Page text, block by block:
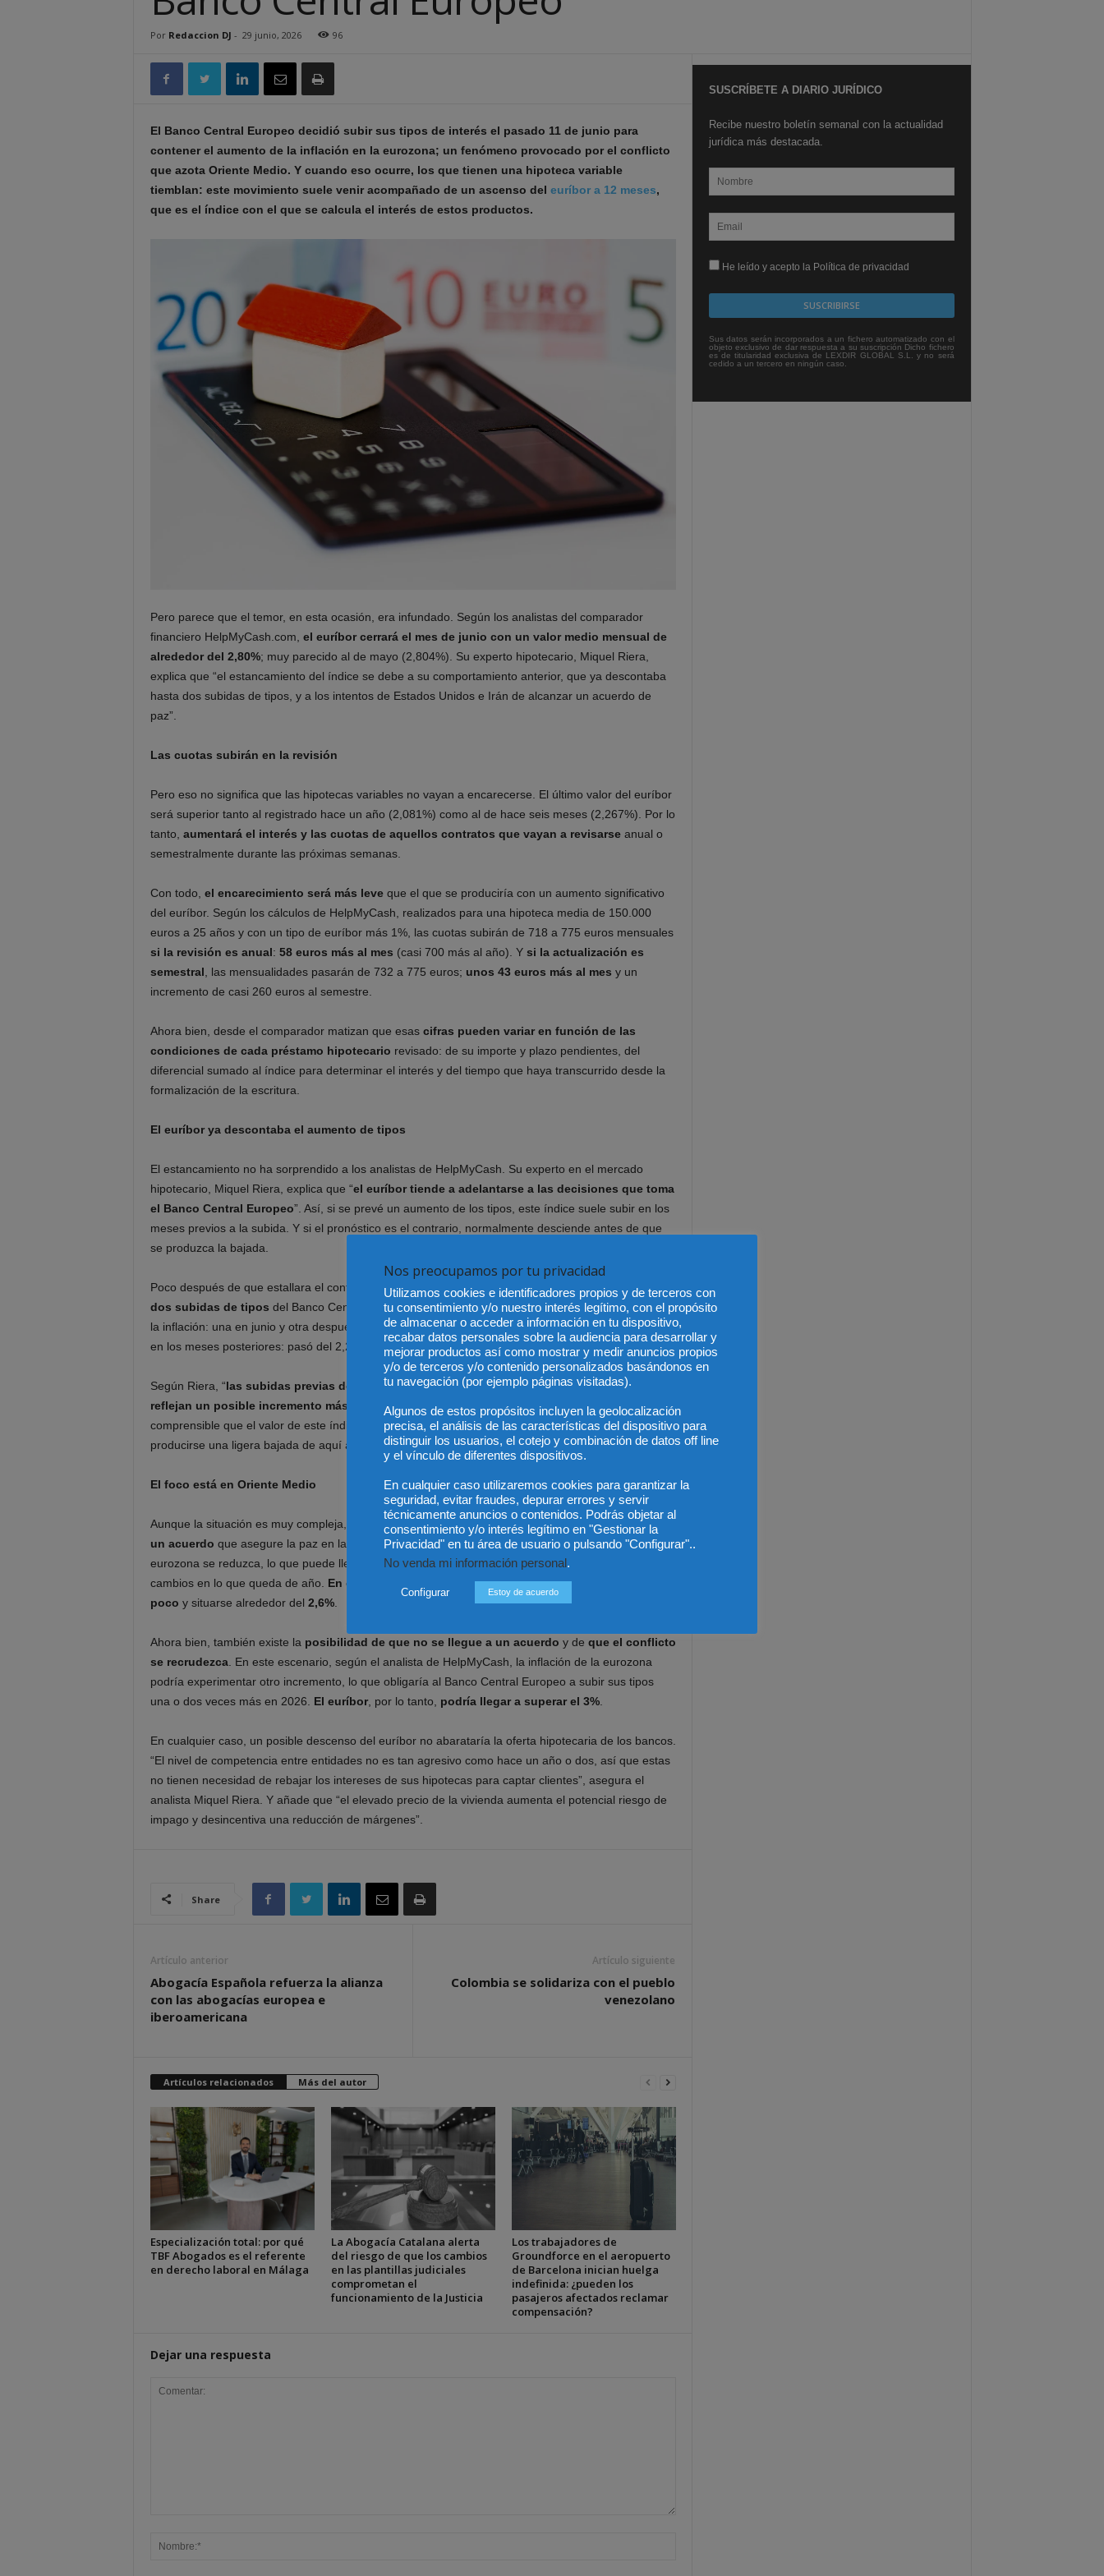
Por Redaccion DJ - 29 junio, 2026 96
El Banco Central Europeo decidió subir sus tipos de interés el pasado 11 de junio para
contener el aumento de la inflación en la eurozona; un fenómeno provocado por el conflicto
que azota Oriente Medio. Y cuando eso ocurre, los que tienen una hipoteca variable
tiemblan: este movimiento suele venir acompañado de un ascenso del euríbor a 12 meses,
que es el índice con el que se calcula el interés de estos productos.
Pero parece que el temor, en esta ocasión, era infundado. Según los analistas del comparador
financiero HelpMyCash.com, el euríbor cerrará el mes de junio con un valor medio mensual de
alrededor del 2,80%; muy parecido al de mayo (2,804%). Su experto hipotecario, Miquel Riera,
explica que “el estancamiento del índice se debe a su comportamiento anterior, que ya descontaba
hasta dos subidas de tipos, y a los intentos de Estados Unidos e Irán de alcanzar un acuerdo de
paz”.
Las cuotas subirán en la revisión
Pero eso no significa que las hipotecas variables no vayan a encarecerse. El último valor del euríbor
será superior tanto al registrado hace un año (2,081%) como al de hace seis meses (2,267%). Por lo
tanto, aumentará el interés y las cuotas de aquellos contratos que vayan a revisarseanual o
semestralmente durante las próximas semanas.
Con todo, el encarecimiento será más leveque el que se produciría con un aumento significativo
del euríbor. Según los cálculos de HelpMyCash, realizados para una hipoteca media de 150.000
euros a 25 años y con un tipo de euríbor más 1%, las cuotas subirán de 718 a 775 euros mensuales
si la revisión es anual: 58 euros más al mes (casi 700 más al año). Y si la actualización es
semestral , las mensualidades pasarán de 732 a 775 euros; unos 43 euros más al mes y un
incremento de casi 260 euros al semestre.
Ahora bien, desde el comparador matizan que esas cifras pueden variar en función de las
condiciones de cada préstamo hipotecario revisado: de su importe y plazo pendientes, del
diferencial sumado al índice para determinar el interés y del tiempo que haya transcurrido desde la
formalización de la escritura.
El euríbor ya descontaba el aumento de tipos
El estancamiento no ha sorprendido a los analistas de HelpMyCash. Su experto en el mercado
hipotecario, Miquel Riera, explica que “el euríbor tiende a adelantarse a las decisiones que toma
el Banco Central Europeo”. Así, si se prevé un aumento de los tipos, este índice suele subir en los
meses previos a la subida. Y si el pronóstico es el contrario, normalmente desciende antes de que
se produzca la bajada.
Poco después de que estallara el conflicto en Oriente Medio, los mercados pronosticaron hasta
dos subidas de tipos del Banco Central Europeo para contener el más que probable aumento de
la inflación: una en junio y otra después del verano. Y el euríbor, como era de esperar, tendió al alza
en los meses posteriores: pasó del 2,221% en febrero al 2,804% en mayo.
Según Riera, “las subidas previas del euríbor ya descontaban el aumento de tipos de junio y
reflejan un posible incremento más ”. Por ello, el analista del comparador cree que “es
comprensible que el valor de este índice se haya estancado este mes”. Y no descarta que pueda
producirse una ligera bajada de aquí a finales del año.
El foco está en Oriente Medio
Aunque la situación es muy compleja,
Estados Unidos e Irán parecen estar dispuestos a llegar a
un acuerdo que asegure la paz en la región. Si eso se produce, es probable que la inflación en la
eurozona se reduzca, lo que puede llevar al Banco Central Europeo a mantener sus tipos sin
cambios en lo que queda de año. En ese escenario , explica Riera,el euríbor podría bajar un
poco y situarse alrededor del 2,6%.
Ahora bien, también existe la posibilidad de que no se llegue a un acuerdo y de que el conflicto
se recrudezca. En este escenario, según el analista de HelpMyCash, la inflación de la eurozona
podría experimentar otro incremento, lo que obligaría al Banco Central Europeo a subir sus tipos
una o dos veces más en 2026. El euríbor, por lo tanto, podría llegar a superar el 3%.
En cualquier caso, un posible descenso del euríbor no abarataría la oferta hipotecaria de los bancos.
“El nivel de competencia entre entidades no es tan agresivo como hace un año o dos, así que estas
no tienen necesidad de rebajar los intereses de sus hipotecas para captar clientes”, asegura el
analista Miquel Riera. Y añade que “el elevado precio de la vivienda aumenta el potencial riesgo de
impago y desincentiva una reducción de márgenes”.
Share
Artículo anterior
Abogacía Española refuerza la alianza
con las abogacías europea e
iberoamericana
Artículo siguiente
Colombia se solidariza con el pueblo
venezolano
Artículos relacionados Más del autor
Especialización total: por qué
TBF Abogados es el referente
en derecho laboral en Málaga
La Abogacía Catalana alerta
del riesgo de que los cambios
en las plantillas judiciales
comprometan el
funcionamiento de la Justicia
Los trabajadores de
Groundforce en el aeropuerto
de Barcelona inician huelga
indefinida: ¿pueden los
pasajeros afectados reclamar
compensación?
Dejar una respuesta
SUSCRÍBETE A DIARIO JURÍDICO
Recibe nuestro boletín semanal con la actualidad
jurídica más destacada.
He leído y acepto la Política de privacidad
Sus datos serán incorporados a un fichero automatizado con el
objeto exclusivo de dar respuesta a su suscripción Dicho fichero
es de titularidad exclusiva de LEXDIR GLOBAL S.L. y no será
cedido a un tercero en ningún caso.
Nos preocupamos por tu privacidad
Utilizamos cookies e identificadores propios y de terceros con
tu consentimiento y/o nuestro interés legítimo, con el propósito
de almacenar o acceder a información en tu dispositivo,
recabar datos personales sobre la audiencia para desarrollar y
mejorar productos así como mostrar y medir anuncios propios
y/o de terceros y/o contenido personalizados basándonos en
tu navegación (por ejemplo páginas visitadas).
Algunos de estos propósitos incluyen la geolocalización
precisa, el análisis de las características del dispositivo para
distinguir los usuarios, el cotejo y combinación de datos off line
y el vínculo de diferentes dispositivos.
En cualquier caso utilizaremos cookies para garantizar la
seguridad, evitar fraudes, depurar errores y servir
técnicamente anuncios o contenidos. Podrás objetar al
consentimiento y/o interés legítimo en "Gestionar la
Privacidad" en tu área de usuario o pulsando "Configurar"..
No venda mi información personal .
Configurar Estoy de acuerdo